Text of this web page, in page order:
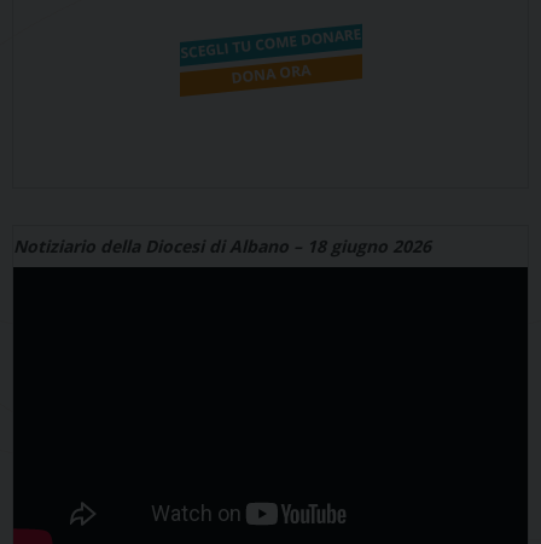
Notiziario della Diocesi di Albano – 18 giugno 2026